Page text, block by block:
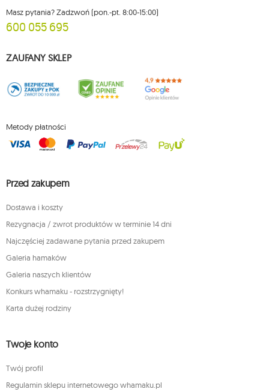
Masz pytania? Zadzwoń (pon.-pt. 8:00-15:00)
600 055 695
ZAUFANY SKLEP
Metody płatności
Przed zakupem
Dostawa i koszty
Rezygnacja / zwrot produktów w terminie 14 dni
Najczęściej zadawane pytania przed zakupem
Galeria hamaków
Galeria naszych klientów
Konkurs whamaku - rozstrzygnięty!
Karta dużej rodziny
Twoje konto
Twój profil
Regulamin sklepu internetowego whamaku.pl